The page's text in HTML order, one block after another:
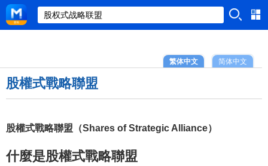
简体中文
繁体中文
股權式戰略聯盟
股權式戰略聯盟（Shares of Strategic Alliance）
什麼是股權式戰略聯盟